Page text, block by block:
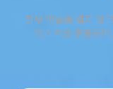
첨부 파일을 열지 않
텍스트를 추출하